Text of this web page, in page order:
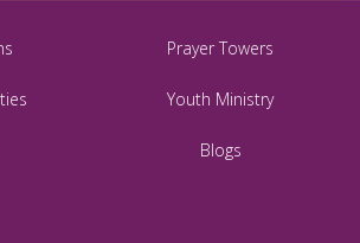
Prayer Towers
Youth Ministry
Blogs